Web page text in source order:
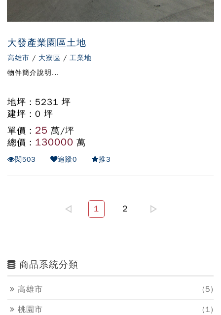
大發產業園區土地
高雄市 / 大寮區 / 工業地
物件簡介說明...
地坪 : 5231 坪
建坪 : 0 坪
單價 : 25 萬/坪
總價 : 130000 萬
閱503 追蹤0 推3
1 2
商品系統分類
高雄市 (5)
桃園市 (1)